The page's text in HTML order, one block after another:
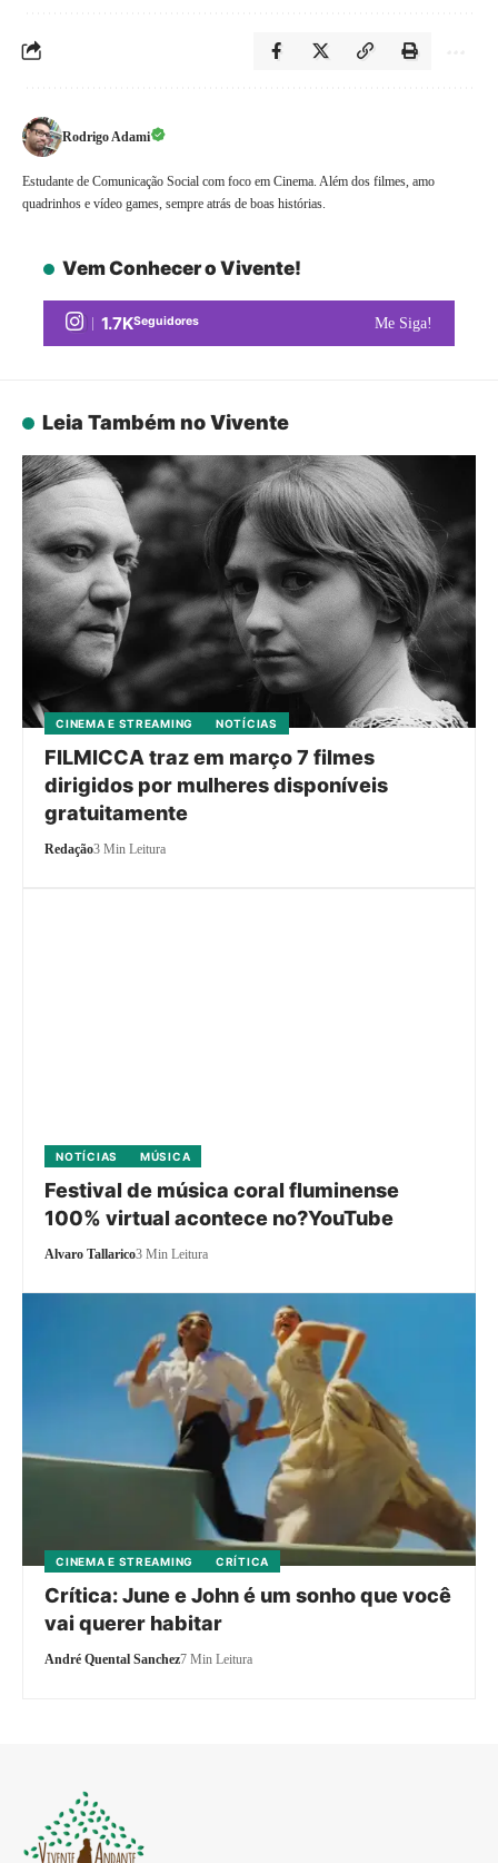
Rodrigo Adami
Estudante de Comunicação Social com foco em Cinema. Além dos filmes, amo
quadrinhos e vídeo games, sempre atrás de boas histórias.
Vem Conhecer o Vivente!
1.7KSeguidores Me Siga!
Leia Também no Vivente
CINEMA E STREAMING NOTÍCIAS
FILMICCA traz em março 7 filmes
dirigidos por mulheres disponíveis
gratuitamente
Redação3 Min Leitura
NOTÍCIAS MÚSICA
Festival de música coral fluminense
100% virtual acontece no?YouTube
Alvaro Tallarico3 Min Leitura
CINEMA E STREAMING CRÍTICA
Crítica: June e John é um sonho que você
vai querer habitar
André Quental Sanchez7 Min Leitura